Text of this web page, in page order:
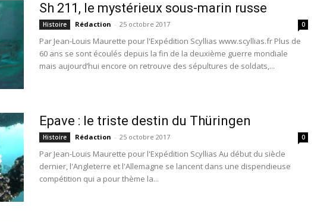
Sh 211, le mystérieux sous-marin russe
Histoire Rédaction - 25 octobre 2017 0
Par Jean-Louis Maurette pour l'Expédition Scyllias www.scyllias.fr Plus de
60 ans se sont écoulés depuis la fin de la deuxième guerre mondiale
mais aujourd’hui encore on retrouve des sépultures de soldats,...
Epave : le triste destin du Thüringen
Histoire Rédaction - 25 octobre 2017 0
Par Jean-Louis Maurette pour l'Expédition Scyllias Au début du siècle
dernier, l'Angleterre et l'Allemagne se lancent dans une dispendieuse
compétition qui a pour thème la...